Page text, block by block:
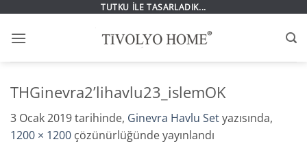
TUTKU İLE TASARLADIK...
THGinevra2’lihavlu23_islemOK
3 Ocak 2019tarihinde, Ginevra Havlu Setyazısında,
1200 × 1200 çözünürlüğünde yayınlandı